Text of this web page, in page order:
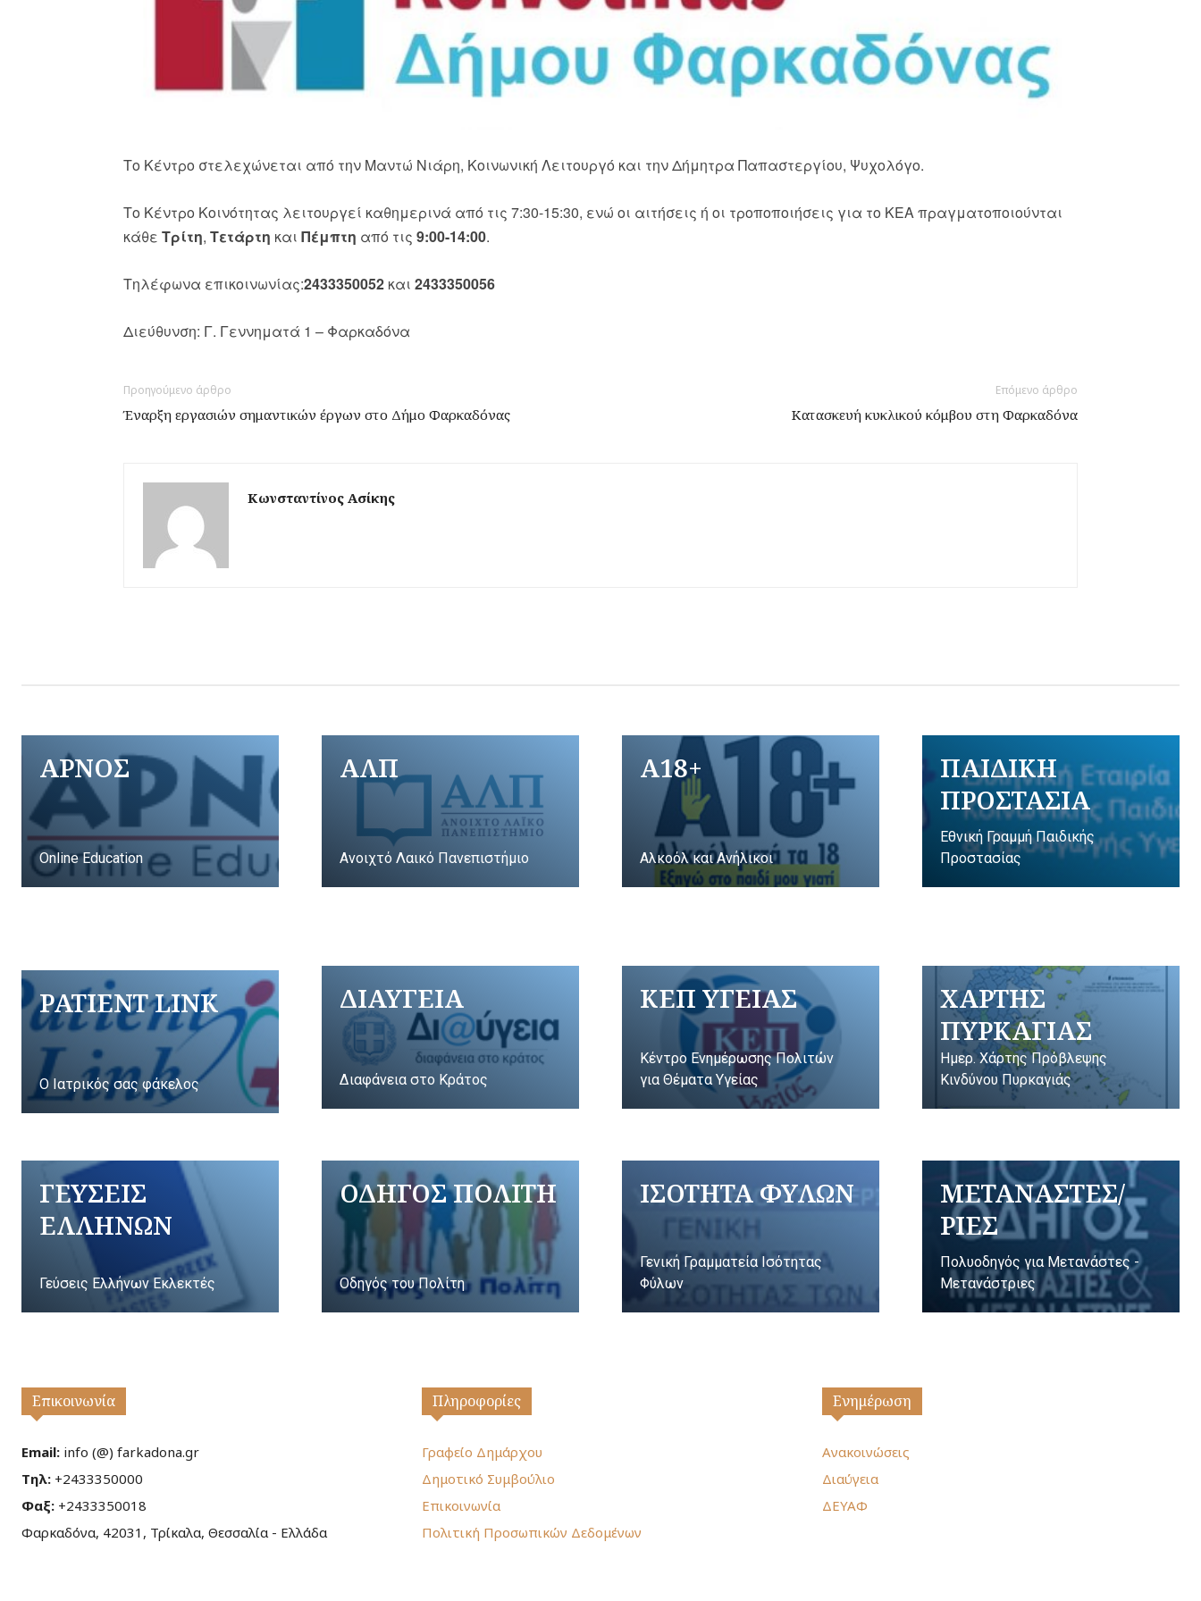
Το Κέντρο στελεχώνεται από την Μαντώ Νιάρη, Κοινωνική Λειτουργό και την Δήμητρα Παπαστεργίου, Ψυχολόγο.
Το Κέντρο Κοινότητας λειτουργεί καθημερινά από τις 7:30-15:30, ενώ οι αιτήσεις ή οι τροποποιήσεις για το ΚΕΑ πραγματοποιούνται
κάθε Τρίτη, Τετάρτη και Πέμπτη από τις 9:00-14:00.
Τηλέφωνα επικοινωνίας:2433350052 και 2433350056
Διεύθυνση: Γ. Γεννηματά 1 – Φαρκαδόνα
Προηγούμενο άρθρο
Έναρξη εργασιών σημαντικών έργων στο Δήμο Φαρκαδόνας
Επόμενο άρθρο
Κατασκευή κυκλικού κόμβου στη Φαρκαδόνα
Κωνσταντίνος Ασίκης
ΑΡΝΟΣ
Online Education
ΑΛΠ
Ανοιχτό Λαικό Πανεπιστήμιο
A18+
Αλκοόλ και Ανήλικοι
ΠΑΙΔΙΚΗ
ΠΡΟΣΤΑΣΙΑ
Εθνική Γραμμή Παιδικής
Προστασίας
PATIENT LINK
Ο Ιατρικός σας φάκελος
ΔΙΑΥΓΕΙΑ
Διαφάνεια στο Κράτος
ΚΕΠ ΥΓΕΙΑΣ
Κέντρο Ενημέρωσης Πολιτών
για Θέματα Υγείας
ΧΑΡΤΗΣ
ΠΥΡΚΑΓΙΑΣ
Ημερ. Χάρτης Πρόβλεψης
Κινδύνου Πυρκαγιάς
ΓΕΥΣΕΙΣ
ΕΛΛΗΝΩΝ
Γεύσεις Ελλήνων Εκλεκτές
ΟΔΗΓΟΣ ΠΟΛΙΤΗ
Οδηγός του Πολίτη
ΙΣΟΤΗΤΑ ΦΥΛΩΝ
Γενική Γραμματεία Ισότητας
Φύλων
ΜΕΤΑΝΑΣΤΕΣ/
ΡΙΕΣ
Πολυοδηγός για Μετανάστες -
Μετανάστριες
Επικοινωνία
Email: info (@) farkadona.gr
Τηλ: +2433350000
Φαξ: +2433350018
Φαρκαδόνα, 42031, Τρίκαλα, Θεσσαλία - Ελλάδα
Πληροφορίες
Γραφείο Δημάρχου
Δημοτικό Συμβούλιο
Επικοινωνία
Πολιτική Προσωπικών Δεδομένων
Ενημέρωση
Ανακοινώσεις
Διαύγεια
ΔΕΥΑΦ